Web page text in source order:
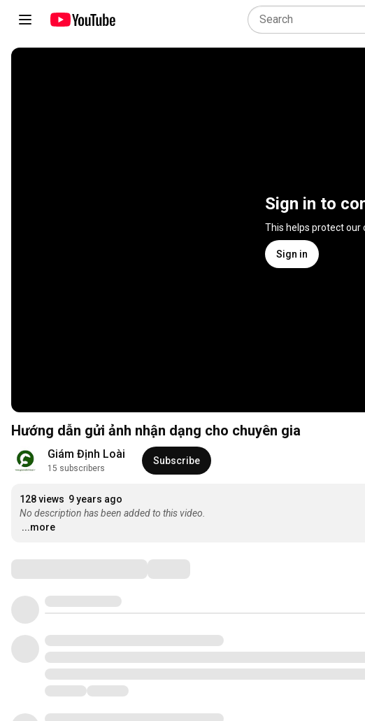
Sign in to
This helps protect our
Sign in
Hướng dẫn gửi ảnh nhận dạng cho chuyên gia
Giám Định Loài
15 subscribers
Subscribe
128 views 9 years ago
No description has been added to this video.
...more